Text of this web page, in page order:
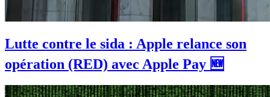
Lutte contre le sida : Apple relance son
opération (RED) avec Apple Pay 🆕